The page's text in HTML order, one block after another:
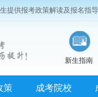
提供报考政策解读及报名指
新生指南
策 成考院校